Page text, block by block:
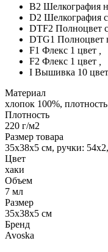
B2 Шелкография
D2 Шелкография
DTF2 Полноцвет
DTG1 Полноцвет
F1 Флекс 1 цвет
F2 Флекс 1 цвет
I Вышивка 10
Материал
хлопок 100%,
Плотность
220 г/м2
Размер товара
35х38х5 см, ручки:
Цвет
хаки
Объем
7 мл
Размер
35х38х5 см
Бренд
Avoska